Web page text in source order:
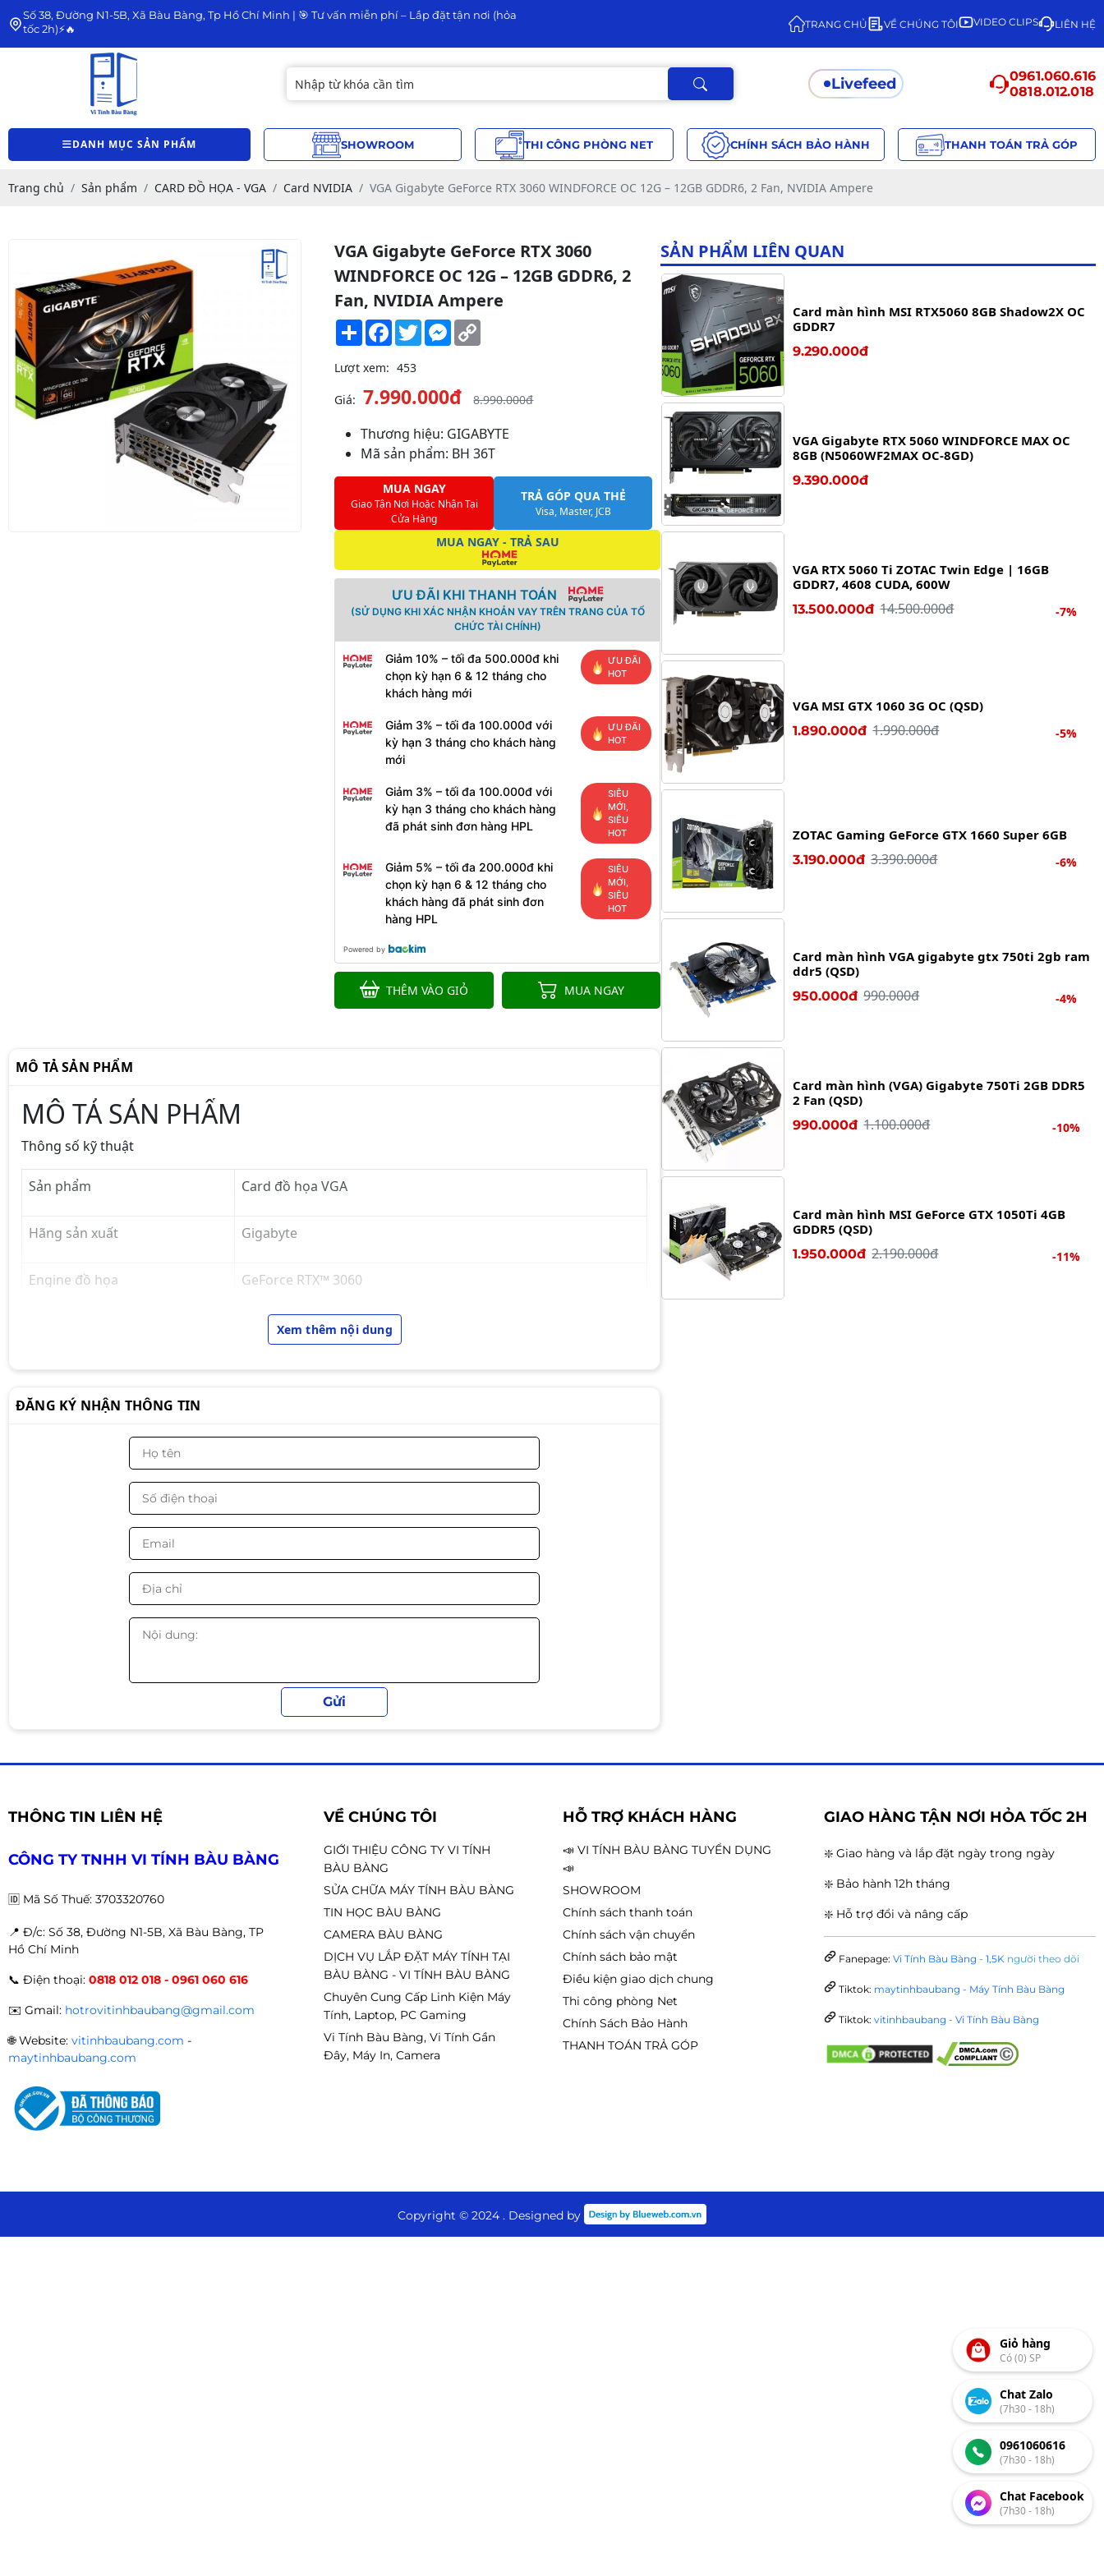
Số 38, Đường N1-5B, Xã Bàu Bàng, Tp Hồ Chí Minh | 🎯 Tư vấn miễn phí – Lắp đặt tận nơi (hỏa
tốc 2h)⚡🔥
TRANG CHỦ VỀ CHÚNG TÔI VIDEO CLIPS LIÊN HỆ
Livefeed
0961.060.616
0818.012.018
DANH MỤC SẢN PHẨM SHOWROOM THI CÔNG PHÒNG NET CHÍNH SÁCH BẢO HÀNH THANH TOÁN TRẢ GÓP
Trang chủ Sản phẩm CARD ĐỒ HỌA - VGA Card NVIDIA VGA Gigabyte GeForce RTX 3060 WINDFORCE OC 12G – 12GB GDDR6, 2 Fan, NVIDIA Ampere
VGA Gigabyte GeForce RTX 3060
WINDFORCE OC 12G – 12GB GDDR6, 2
Fan, NVIDIA Ampere
Share Facebook
TwitterMessenger
Lượt xem: 453
Giá: 7.990.000đ 8.990.000đ
Thương hiệu: GIGABYTE
Mã sản phẩm: BH 36T
MUA NGAY
Giao Tận Nơi Hoặc Nhận Tại
Cửa Hàng
TRẢ GÓP QUA THẺ
Visa, Master, JCB
MUA NGAY - TRẢ SAU
ƯU ĐÃI KHI THANH TOÁN
(SỬ DỤNG KHI XÁC NHẬN KHOẢN VAY TRÊN TRANG CỦA TỔ
CHỨC TÀI CHÍNH)
Giảm 10% – tối đa 500.000đ khi
chọn kỳ hạn 6 & 12 tháng cho
khách hàng mới
ƯU ĐÃI
HOT
Giảm 3% – tối đa 100.000đ với
kỳ hạn 3 tháng cho khách hàng
mới
ƯU ĐÃI
HOT
Giảm 3% – tối đa 100.000đ với
kỳ hạn 3 tháng cho khách hàng
đã phát sinh đơn hàng HPL
SIÊU
MỚI,
SIÊU
HOT
Giảm 5% – tối đa 200.000đ khi
chọn kỳ hạn 6 & 12 tháng cho
khách hàng đã phát sinh đơn
hàng HPL
SIÊU
MỚI,
SIÊU
HOT
Powered by
THÊM VÀO GIỎ MUA NGAY
MÔ TẢ SẢN PHẨM
MÔ TẢ SẢN PHẨM
Thông số kỹ thuật
Sản phẩm Card đồ họa VGA
Hãng sản xuất Gigabyte
Engine đồ họa GeForce RTX™ 3060
PCI-E 4.0 x 16
Bộ nhớ 12‎GB GDDR6
3584
15000 MHz
Giao diện bộ nhớ 192 bit
7‎680x4320
L=198 W=121 H=39 mm
PSU đề nghị 550W
Power Connectors
Hỗ trợ SLI N/A
Xem thêm nội dung
ĐĂNG KÝ NHẬN THÔNG TIN
SẢN PHẨM LIÊN QUAN
Card màn hình MSI RTX5060 8GB Shadow2X OC
GDDR7
9.290.000đ
VGA Gigabyte RTX 5060 WINDFORCE MAX OC
8GB (N5060WF2MAX OC-8GD)
9.390.000đ
VGA RTX 5060 Ti ZOTAC Twin Edge | 16GB
GDDR7, 4608 CUDA, 600W
13.500.000đ 14.500.000đ -7%
VGA MSI GTX 1060 3G OC (QSD)
1.890.000đ 1.990.000đ -5%
ZOTAC Gaming GeForce GTX 1660 Super 6GB
3.190.000đ 3.390.000đ -6%
Card màn hình VGA gigabyte gtx 750ti 2gb ram
ddr5 (QSD)
950.000đ 990.000đ -4%
Card màn hình (VGA) Gigabyte 750Ti 2GB DDR5
2 Fan (QSD)
990.000đ 1.100.000đ -10%
Card màn hình MSI GeForce GTX 1050Ti 4GB
GDDR5 (QSD)
1.950.000đ 2.190.000đ -11%
THÔNG TIN LIÊN HỆ
CÔNG TY TNHH VI TÍNH BÀU BÀNG
🆔 Mã Số Thuế: 3703320760
📍 Đ/c: Số 38, Đường N1-5B, Xã Bàu Bàng, TP
Hồ Chí Minh
📞 Điện thoại: 0818 012 018 - 0961 060 616
✉️ Gmail: hotrovitinhbaubang@gmail.com
🌐Website: vitinhbaubang.com -
maytinhbaubang.com
VỀ CHÚNG TÔI
GIỚI THIỆU CÔNG TY VI TÍNH
BÀU BÀNG
SỬA CHỮA MÁY TÍNH BÀU BÀNG
TIN HỌC BÀU BÀNG
CAMERA BÀU BÀNG
DỊCH VỤ LẮP ĐẶT MÁY TÍNH TẠI
BÀU BÀNG - VI TÍNH BÀU BÀNG
Chuyên Cung Cấp Linh Kiện Máy
Tính, Laptop, PC Gaming
Vi Tính Bàu Bàng, Vi Tính Gần
Đây, Máy In, Camera
HỖ TRỢ KHÁCH HÀNG
📣 VI TÍNH BÀU BÀNG TUYỂN DỤNG
📣
SHOWROOM
Chính sách thanh toán
Chính sách vận chuyển
Chính sách bảo mật
Điều kiện giao dịch chung
Thi công phòng Net
Chính Sách Bảo Hành
THANH TOÁN TRẢ GÓP
GIAO HÀNG TẬN NƠI HỎA TỐC 2H
❇️ Giao hàng và lắp đặt ngày trong ngày
❇️ Bảo hành 12h tháng
❇️ Hỗ trợ đổi và nâng cấp
Fanepage: Vi Tính Bàu Bàng - 1,5K người theo dõi
Tiktok: maytinhbaubang - Máy Tính Bàu Bàng
Tiktok: vitinhbaubang - Vi Tính Bàu Bàng
Copyright © 2024 . Designed by
Giỏ hàng
Có (0) SP
Chat Zalo
(7h30 - 18h)
0961060616
(7h30 - 18h)
Chat Facebook
(7h30 - 18h)